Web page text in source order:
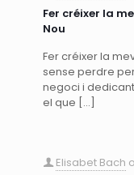
Fer créixer la
Nou
Fer créixer la
sense perdre
negoci i
el que […]
Elisabet Bach